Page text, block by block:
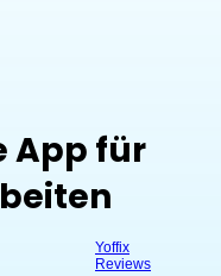
App für